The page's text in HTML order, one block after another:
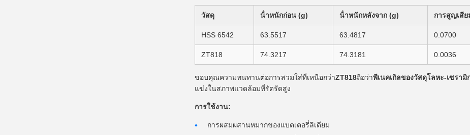
วัสดุ น้ําหนักก่อน (g) น้ําหนักหลังจาก (g) การสูญเสีย
HSS 6542 63.5517 63.4817 0.0700
ZT818 74.3217 74.3181 0.0036
ขอบคุณความทนทานต่อการสวมใส่ที่เหนือกว่าZT818ถือว่าพีเนคเกิลของวัสดุโลหะ-เซรามิ
แข่งในสภาพแวดล้อมที่รัดรัดสูง
การใช้งาน:
การผสมผสานหมากของแบตเตอรี่ลิเดียม